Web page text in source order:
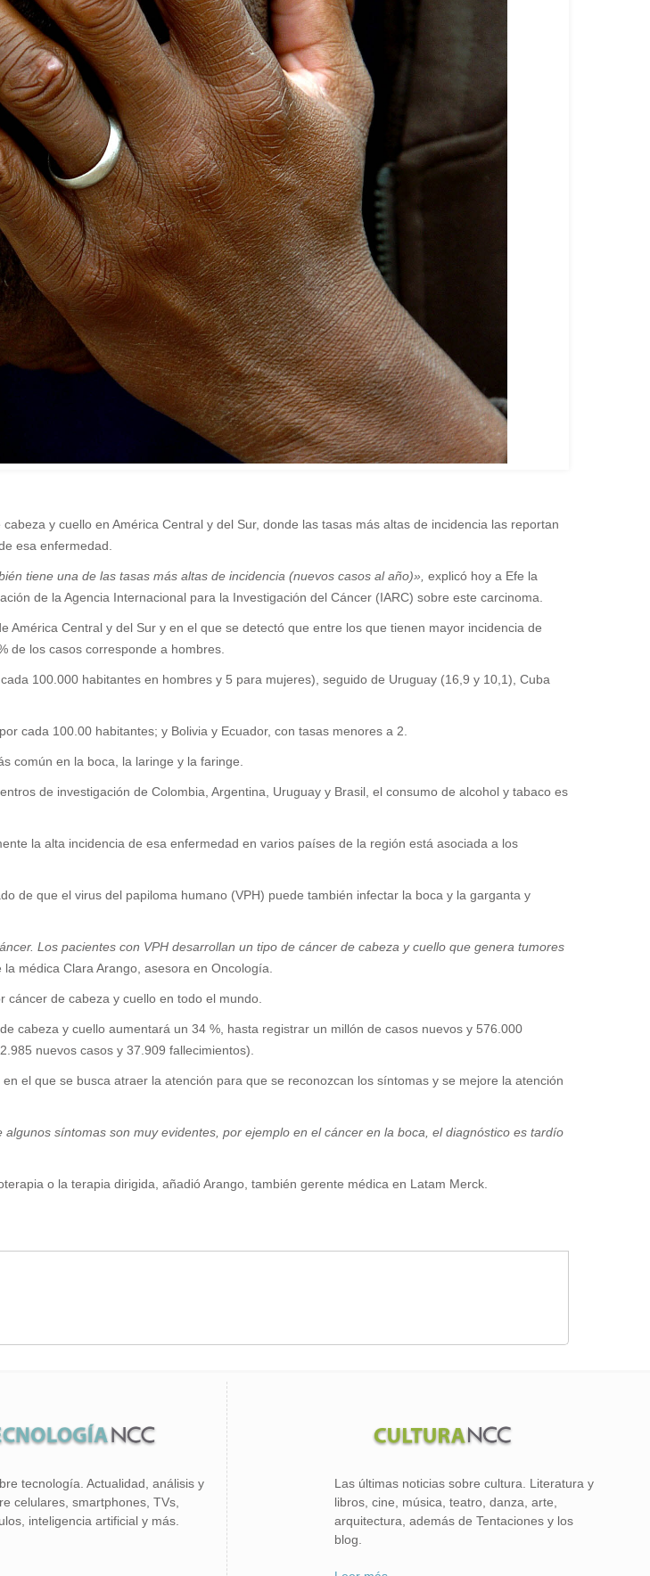
y cuello en América Central y del Sur, donde las tasas más altas de incidencia las reportan
esa enfermedad.
tiene una de las tasas más altas de incidencia (nuevos casos al año)», explicó hoy a Efe la
de la Agencia Internacional para la Investigación del Cáncer (IARC) sobre este carcinoma.
Central y del Sur y en el que se detectó que entre los que tienen mayor incidencia de
de los casos corresponde a hombres.
100.000 habitantes en hombres y 5 para mujeres), seguido de Uruguay (16,9 y 10,1), Cuba
cada 100.00 habitantes; y Bolivia y Ecuador, con tasas menores a 2.
común en la boca, la laringe y la faringe.
de investigación de Colombia, Argentina, Uruguay y Brasil, el consumo de alcohol y tabaco es
la alta incidencia de esa enfermedad en varios países de la región está asociada a los
de que el virus del papiloma humano (VPH) puede también infectar la boca y la garganta y
Los pacientes con VPH desarrollan un tipo de cáncer de cabeza y cuello que genera tumores
la médica Clara Arango, asesora en Oncología.
de cabeza y cuello en todo el mundo.
cabeza y cuello aumentará un 34 %, hasta registrar un millón de casos nuevos y 576.000
nuevos casos y 37.909 fallecimientos).
el que se busca atraer la atención para que se reconozcan los síntomas y se mejore la atención
síntomas son muy evidentes, por ejemplo en el cáncer en la boca, el diagnóstico es tardío
o la terapia dirigida, añadió Arango, también gerente médica en Latam Merck.
tecnología. Actualidad, análisis y
celulares, smartphones, TVs,
inteligencia artificial y más.
Las últimas noticias sobre cultura. Literatura y
libros, cine, música, teatro, danza, arte,
arquitectura, además de Tentaciones y los
blog.